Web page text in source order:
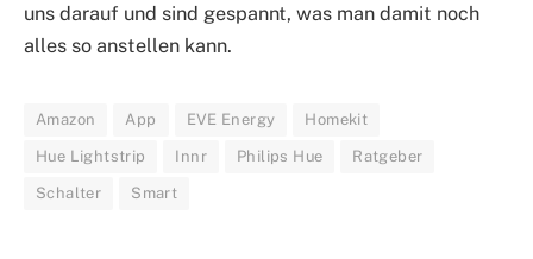
uns darauf und sind gespannt, was man damit noch
alles so anstellen kann.
Amazon App EVE Energy Homekit
Hue Lightstrip Innr Philips Hue Ratgeber
Schalter Smart